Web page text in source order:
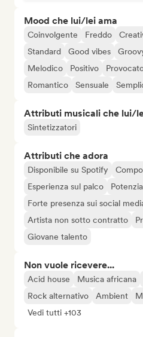
Mood che lui/lei ama
Coinvolgente Freddo
Standard
Good vibes
Melodico
Positivo
Romantico
Sensuale
Attributi musicali che lui/
Sintetizzatori
Attributi che adora
Disponibile su Spotify
Esperienza sul palco
Forte presenza sui social
Artista non sotto contratto
Giovane talento
Non vuole ricevere...
Acid house Musica africana
Rock alternativo
Ambient
Vedi tutti +103